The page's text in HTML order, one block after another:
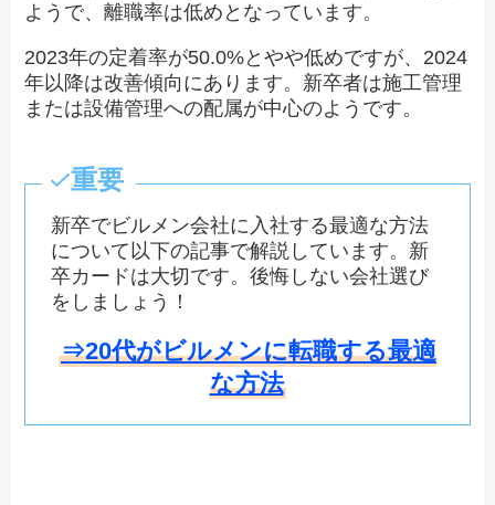
ようで、離職率は低めとなっています。
2023年の定着率が50.0%とやや低めですが、2024
年以降は改善傾向にあります。新卒者は施工管理
または設備管理への配属が中心のようです。
重要
新卒でビルメン会社に入社する最適な方法
について以下の記事で解説しています。新
卒カードは大切です。後悔しない会社選び
をしましょう！
⇒20代がビルメンに転職する最適
な方法